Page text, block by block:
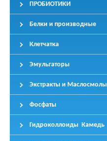
ПРОБИОТИКИ
Белки и производные
Клетчатка
Эмульгаторы
Экстракты и Маслосмолы
Фосфаты
Гидроколлоиды Камедь